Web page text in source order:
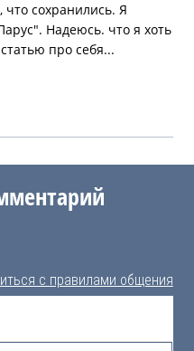
сохранились. Я
Надеюсь. что я хоть
про себя...
с правилами общения